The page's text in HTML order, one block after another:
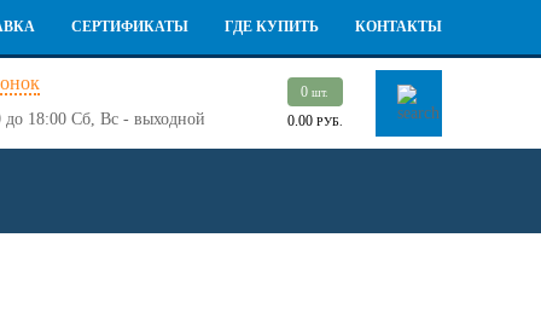
СЕРТИФИКАТЫ ГДЕ КУПИТЬ КОНТАКТЫ
18:00 Сб, Вс - выходной
0шт.
0.00 РУБ.